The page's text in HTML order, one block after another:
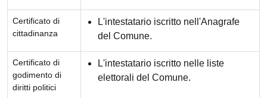
Certificato di
cittadinanza
L'intestatario iscritto nell'Anagrafe
del Comune.
Certificato di
godimento di
diritti politici
L'intestatario iscritto nelle liste
elettorali del Comune.